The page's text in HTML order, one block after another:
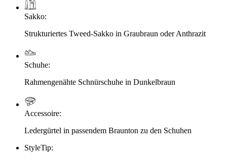
Sakko:
Strukturiertes Tweed-Sakko in Graubraun oder Anthrazit
Schuhe:
Rahmengenähte Schnürschuhe in Dunkelbraun
Accessoire:
Ledergürtel in passendem Braunton zu den Schuhen
StyleTip: